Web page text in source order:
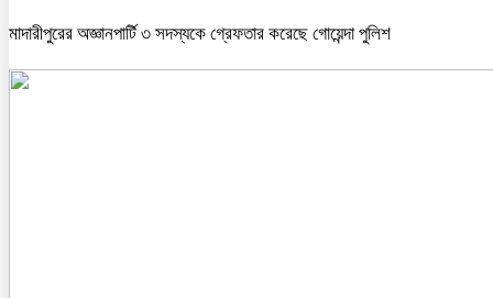
মাদারীপুরের অজ্ঞানপার্টি ৩ সদস্যকে গ্রেফতার করেছে গোয়েন্দা পুলিশ